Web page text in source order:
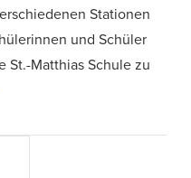
Stationen
und Schüler
St.-Matthias Schule zu